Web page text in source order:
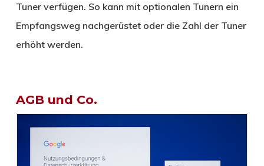
Tuner verfügen. So kann mit optionalen Tunern ein
Empfangsweg nachgerüstet oder die Zahl der Tuner
erhöht werden.
AGB und Co.